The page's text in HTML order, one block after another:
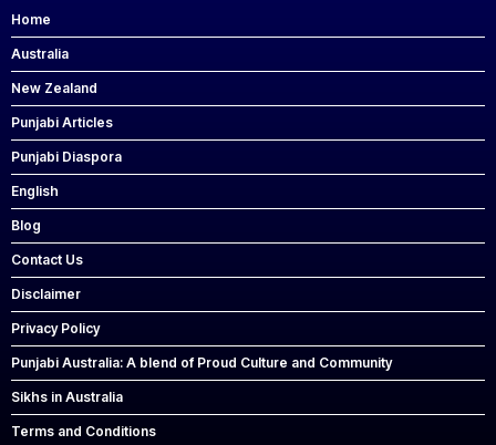
Home
Australia
New Zealand
Punjabi Articles
Punjabi Diaspora
English
Blog
Contact Us
Disclaimer
Privacy Policy
Punjabi Australia: A blend of Proud Culture and Community
Sikhs in Australia
Terms and Conditions